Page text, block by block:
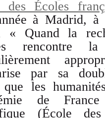
des Écoles
à Madrid, à
« Quand la
rencontre
par sa
que les
de
(École